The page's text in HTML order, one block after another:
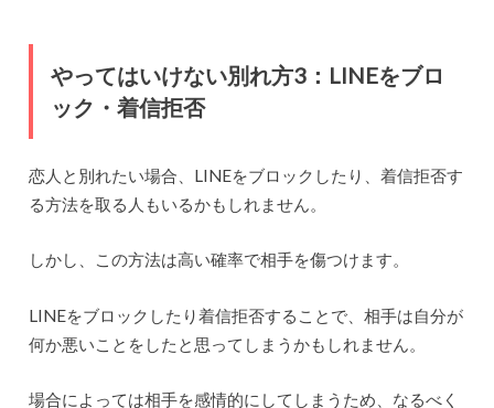
やってはいけない別れ方3：LINEをブロ
ック・着信拒否
恋人と別れたい場合、LINEをブロックしたり、着信拒否す
る方法を取る人もいるかもしれません。
しかし、この方法は高い確率で相手を傷つけます。
LINEをブロックしたり着信拒否することで、相手は自分が
何か悪いことをしたと思ってしまうかもしれません。
場合によっては相手を感情的にしてしまうため、なるべく